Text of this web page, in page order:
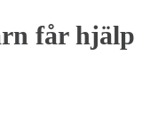
får hjälp